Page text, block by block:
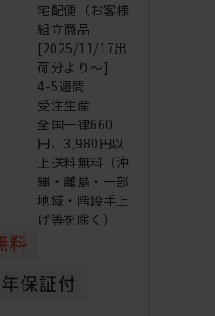
宅配便（お客様
組立商品
[2025/11/17出
荷分より～]
4-5週間
受注生産
全国一律660
円、3,980円以
上送料無料（沖
縄・離島・一部
地域・階段手上
げ等を除く）